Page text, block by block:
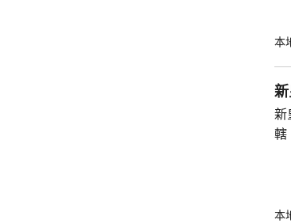
表
指
通
本
新
轄
指
本